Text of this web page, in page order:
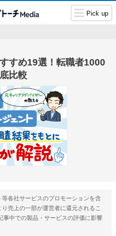
Pick up
すめ19選！転職者1000
比較
各社サービスのプロモーションを含
売上の一部が運営者に還元されるこ
事中での製品・サービスの評価に影響